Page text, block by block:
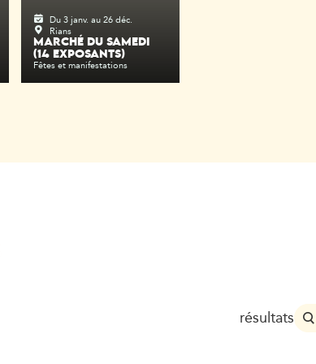
Du 3 janv. au 26 déc.
Rians
MARCHÉ DU SAMEDI
(14 EXPOSANTS)
Fêtes et manifestations
résultats